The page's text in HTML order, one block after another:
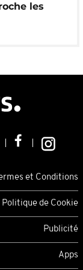
les
et Conditions
Politique de Cookie
Publicité
Apps